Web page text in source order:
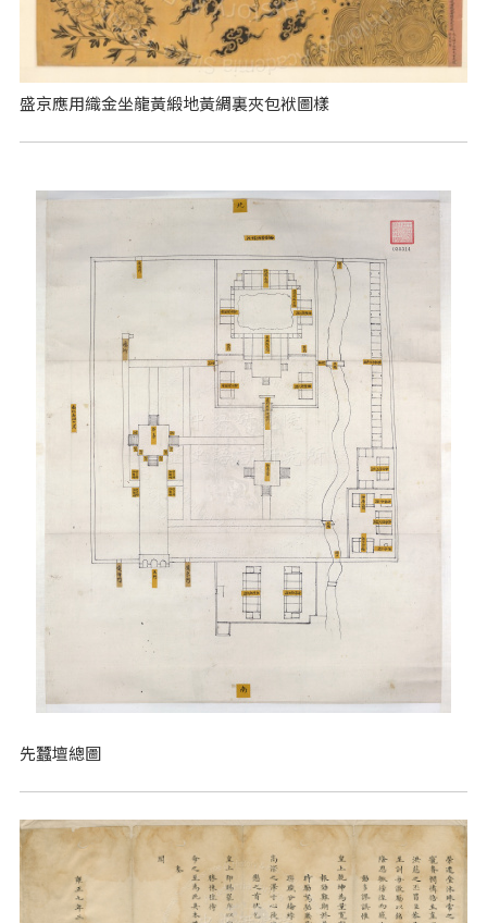
盛京應用織金坐龍黃緞地黃綢裏夾包袱圖樣
先蠶壇總圖